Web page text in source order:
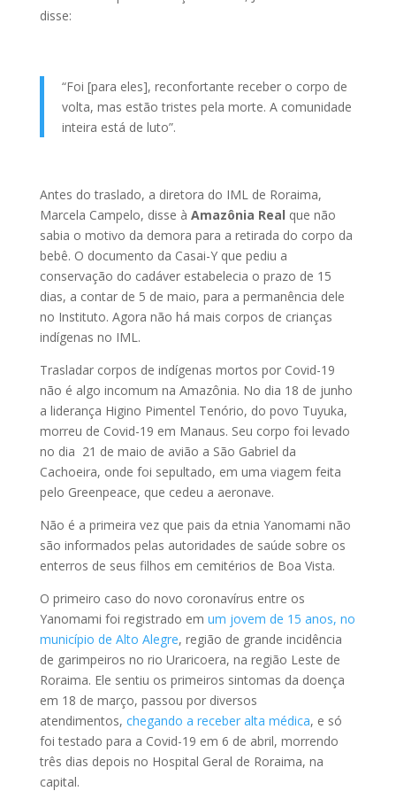
disse:
“Foi [para eles], reconfortante receber o corpo de
volta, mas estão tristes pela morte. A comunidade
inteira está de luto”.
Antes do traslado, a diretora do IML de Roraima,
Marcela Campelo, disse à Amazônia Real que não
sabia o motivo da demora para a retirada do corpo da
bebê. O documento da Casai-Y que pediu a
conservação do cadáver estabelecia o prazo de 15
dias, a contar de 5 de maio, para a permanência dele
no Instituto. Agora não há mais corpos de crianças
indígenas no IML.
​​​​​​​Trasladar corpos de indígenas mortos por Covid-19
não é algo incomum na Amazônia. No dia 18 de junho
a liderança Higino Pimentel Tenório, do povo Tuyuka,
morreu de Covid-19 em Manaus. Seu corpo foi levado
no dia 21 de maio de avião a São Gabriel da
Cachoeira, onde foi sepultado, em uma viagem feita
pelo Greenpeace, que cedeu a aeronave.
Não é a primeira vez que pais da etnia Yanomami não
são informados pelas autoridades de saúde sobre os
enterros de seus filhos em cemitérios de Boa Vista.
O primeiro caso do novo coronavírus entre os
Yanomami foi registrado em um jovem de 15 anos, no
município de Alto Alegre, região de grande incidência
de garimpeiros no rio Uraricoera, na região Leste de
Roraima. Ele sentiu os primeiros sintomas da doença
em 18 de março, passou por diversos
atendimentos, chegando a receber alta médica, e só
foi testado para a Covid-19 em 6 de abril, morrendo
três dias depois no Hospital Geral de Roraima, na
capital.